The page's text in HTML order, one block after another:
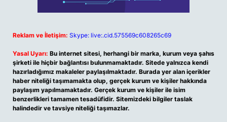
Reklam ve İletişim: Skype: live:.cid.575569c608265c69
Yasal Uyarı: Bu internet sitesi, herhangi bir marka, kurum veya şahıs
şirketi ile hiçbir bağlantısı bulunmamaktadır. Sitede yalnızca kendi
hazırladığımız makaleler paylaşılmaktadır. Burada yer alan içerikler
haber niteliği taşımamakta olup, gerçek kurum ve kişiler hakkında
paylaşım yapılmamaktadır. Gerçek kurum ve kişiler ile isim
benzerlikleri tamamen tesadüfidir. Sitemizdeki bilgiler taslak
halindedir ve tavsiye niteliği taşımazlar.